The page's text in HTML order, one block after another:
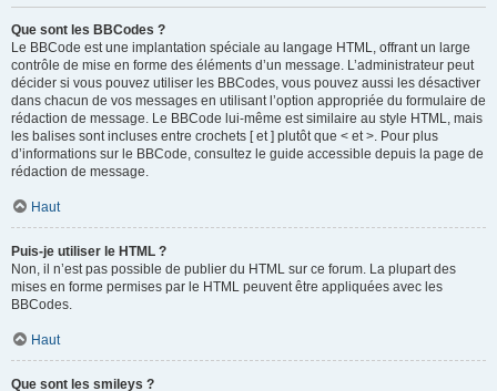
Que sont les BBCodes ?
Le BBCode est une implantation spéciale au langage HTML, offrant un large
contrôle de mise en forme des éléments d’un message. L’administrateur peut
décider si vous pouvez utiliser les BBCodes, vous pouvez aussi les désactiver
dans chacun de vos messages en utilisant l’option appropriée du formulaire de
rédaction de message. Le BBCode lui-même est similaire au style HTML, mais
les balises sont incluses entre crochets [ et ] plutôt que < et >. Pour plus
d’informations sur le BBCode, consultez le guide accessible depuis la page de
rédaction de message.
Haut
Puis-je utiliser le HTML ?
Non, il n’est pas possible de publier du HTML sur ce forum. La plupart des
mises en forme permises par le HTML peuvent être appliquées avec les
BBCodes.
Haut
Que sont les smileys ?